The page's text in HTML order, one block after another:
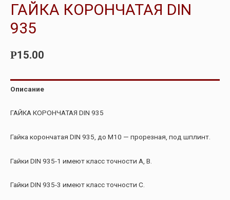
ГАЙКА КОРОНЧАТАЯ DIN
935
Р15.00
Описание
ГАЙКА КОРОНЧАТАЯ DIN 935
Гайка корончатая DIN 935, до М10 — прорезная, под шплинт.
Гайки DIN 935-1 имеют класс точности А, В.
Гайки DIN 935-3 имеют класс точности С.